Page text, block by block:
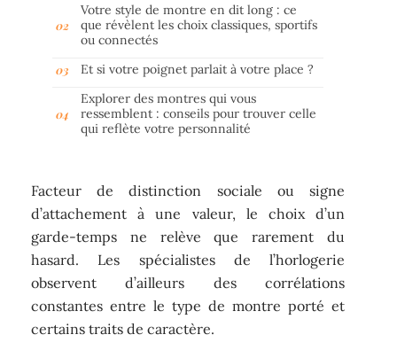
Votre style de montre en dit long : ce
que révèlent les choix classiques, sportifs
ou connectés
Et si votre poignet parlait à votre place ?
Explorer des montres qui vous
ressemblent : conseils pour trouver celle
qui reflète votre personnalité
Facteur de distinction sociale ou signe
d’attachement à une valeur, le choix d’un
garde-temps ne relève que rarement du
hasard. Les spécialistes de l’horlogerie
observent d’ailleurs des corrélations
constantes entre le type de montre porté et
certains traits de caractère.